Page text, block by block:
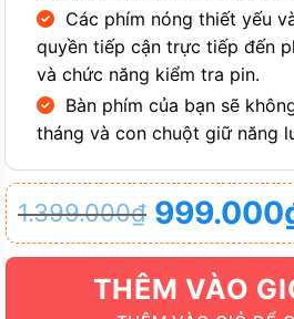
Các phím nóng thiết yếu
quyền tiếp cận trực tiếp đến
và chức năng kiểm tra pin.
Bàn phím của bạn sẽ
tháng và con chuột giữ năng
1.399.000₫
Giá
gốc
1.399.000₫.
999.000
Giá
hiện
THÊM VÀO